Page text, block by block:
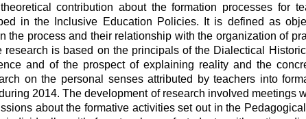
contribution about the formation processes for
in the Inclusive Education Policies. It is defined as
the process and their relationship with the organization of
is based on the principals of the Dialectical
and of the prospect of explaining reality and the
on the personal senses attributed by teachers into
2014. The development of research involved meetings
about the formative activities set out in the